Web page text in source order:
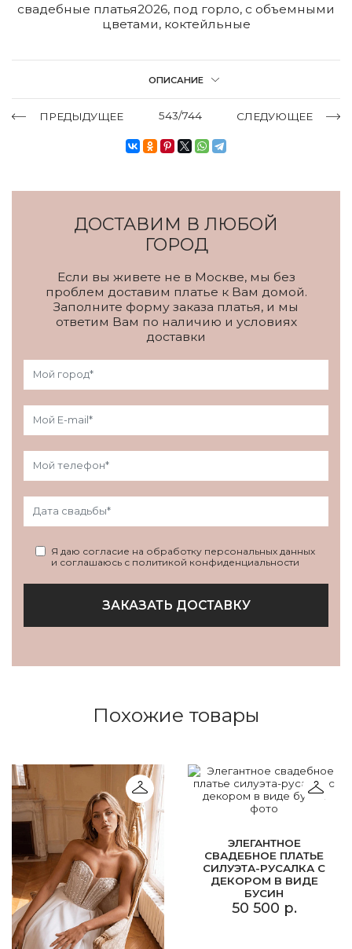
свадебные платья2026, под горло, с объемными
цветами, коктейльные
ОПИСАНИЕ
ПРЕДЫДУЩЕЕ 543/744 СЛЕДУЮЩЕЕ
ДОСТАВИМ В ЛЮБОЙ
ГОРОД
Если вы живете не в Москве, мы без
проблем доставим платье к Вам домой.
Заполните форму заказа платья, и мы
ответим Вам по наличию и условиях
доставки
Я даю согласие на обработку персональных данных
и соглашаюсь с политикой конфиденциальности
ЗАКАЗАТЬ ДОСТАВКУ
Похожие товары
ЭЛЕГАНТНОЕ
СВАДЕБНОЕ ПЛАТЬЕ
СИЛУЭТА-РУСАЛКА С
ДЕКОРОМ В ВИДЕ
БУСИН
50 500 р.